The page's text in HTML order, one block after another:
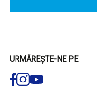
URMĂREȘTE-NE PE